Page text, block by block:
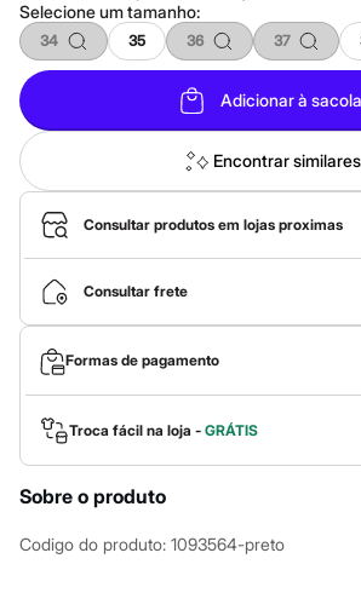
A partir de 60% off
Feminino
Em alta
Inverno
Alfaiataria
Novidades
Roupas
Blusas e Camisetas
Básicos
Calças
Casacos e Jaquetas
Jeans
Macacões
Saias
Shorts e Bermudas
Vestidos
Acessórios
Bolsas
Bonés e Chapéus
Bijoux
Cintos
Relógios
Botas
Selecione umtamanho:
34 35 36 37
Adicionar à sacola
Encontrar similares
Consultar produtos em lojas proximas
Consultar frete
Formas de pagamento
Troca fácil na loja - GRÁTIS
Sobre o produto
Codigo do produto: 1093564-preto